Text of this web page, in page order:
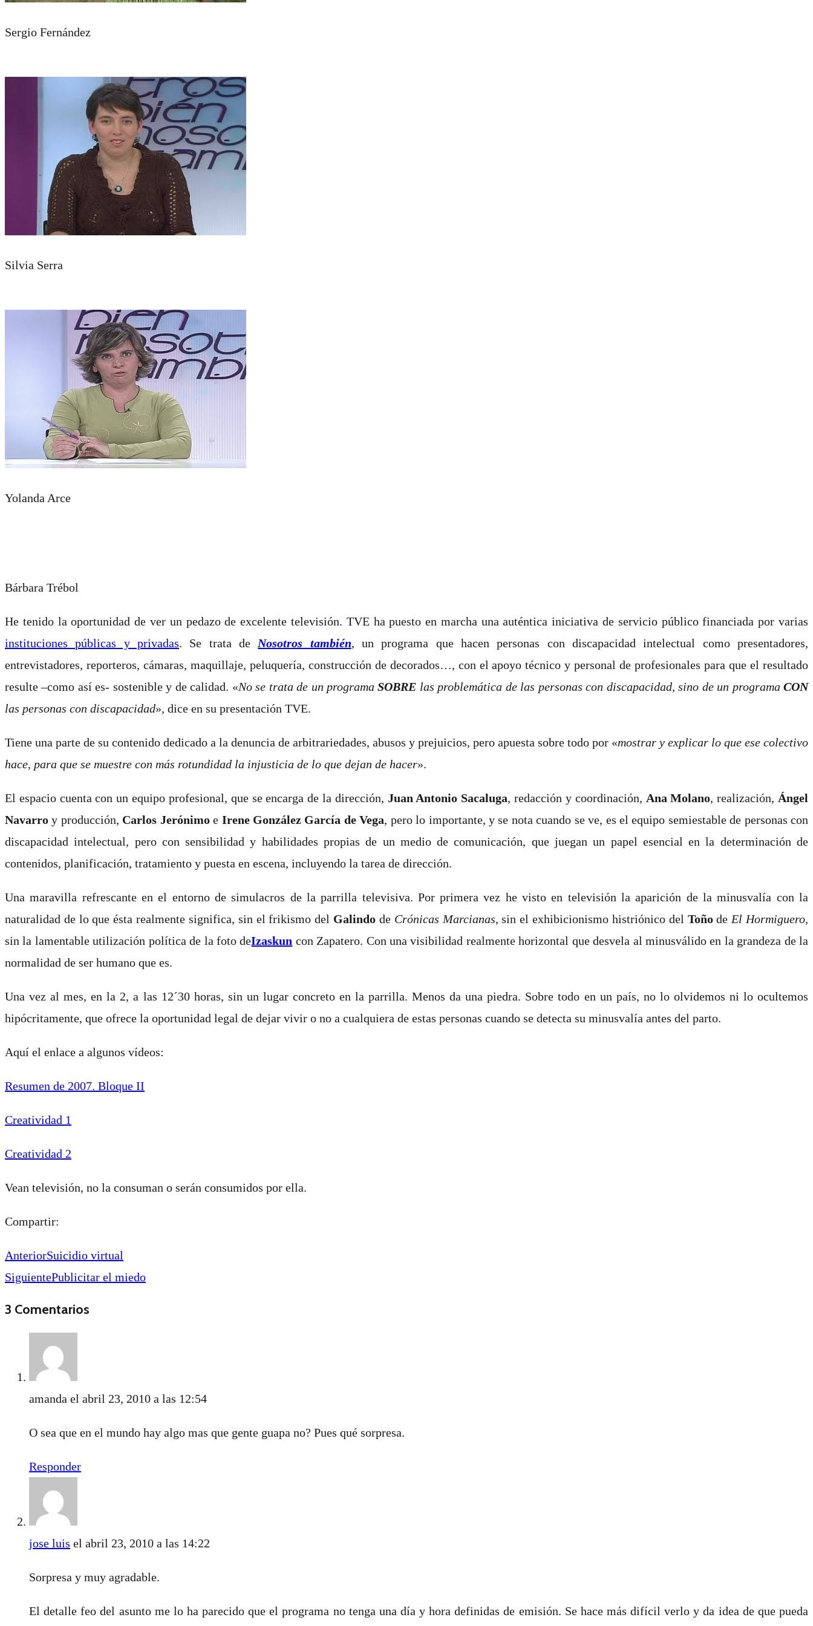
Sergio Fernández
Silvia Serra
Yolanda Arce
Bárbara Trébol
He tenido la oportunidad de ver un pedazo de excelente televisión. TVE ha puesto en marcha una auténtica iniciativa de servicio público financiada por varias
instituciones públicas y privadas. Se trata de Nosotros también, un programa que hacen personas con discapacidad intelectual comopresentadores,
entrevistadores, reporteros, cámaras, maquillaje, peluquería, construcción de decorados…, con el apoyo técnico y personal de profesionales para que el resultado
resulte –como así es- sostenible y de calidad. «No se trata de un programaSOBRE las problemática de las personas con discapacidad, sino de un programaCON
las personas con discapacidad», dice en su presentación TVE.
Tiene una parte de su contenido dedicado a la denuncia de arbitrariedades, abusos y prejuicios, pero apuesta sobre todo por «mostrar y explicar lo que ese colectivo
hace, para que se muestre con más rotundidad la injusticia de lo que dejan de hacer».
El espacio cuenta con un equipo profesional, que se encarga de la dirección, Juan Antonio Sacaluga, redacción y coordinación, Ana Molano, realización, Ángel
Navarro y producción, Carlos Jerónimoe Irene González García de Vega, pero lo importante, y se nota cuando se ve, es el equipo semiestable de personas con
discapacidad intelectual, pero con sensibilidad y habilidades propias de un medio de comunicación, que juegan un papel esencial en la determinación de
contenidos, planificación, tratamiento y puesta en escena, incluyendo la tarea de dirección.
Una maravilla refrescante en el entorno de simulacros de la parrilla televisiva. Por primera vez he visto en televisión la aparición de la minusvalía con la
naturalidad de lo que ésta realmente significa, sin el frikismo del Galindo de Crónicas Marcianas, sin el exhibicionismo histriónico del Toñode El Hormiguero,
sin la lamentable utilización política de la foto deIzaskun con Zapatero. Con una visibilidad realmente horizontal que desvela al minusválido en la grandeza de la
normalidad de ser humano que es.
Una vez al mes, en la 2, a las 12´30 horas, sin un lugar concreto en la parrilla. Menos da una piedra. Sobre todo en un país, no lo olvidemos ni lo ocultemos
hipócritamente, que ofrece la oportunidad legal de dejar vivir o no a cualquiera de estas personas cuando se detecta su minusvalía antes del parto.
Aquí el enlace a algunos vídeos:
Resumen de 2007. Bloque II
Creatividad 1
Creatividad 2
Vean televisión, no la consuman o serán consumidos por ella.
Compartir:
AnteriorSuicidio virtual
SiguientePublicitar el miedo
3 Comentarios
amanda el abril 23, 2010 a las 12:54
O sea que en el mundo hay algo mas que gente guapa no? Pues qué sorpresa.
Responder
jose luis el abril 23, 2010 a las 14:22
Sorpresa y muy agradable.
El detalle feo del asunto me lo ha parecido que el programa no tenga una día y hora definidas de emisión. Se hace más difícil verlo y da idea de que pueda